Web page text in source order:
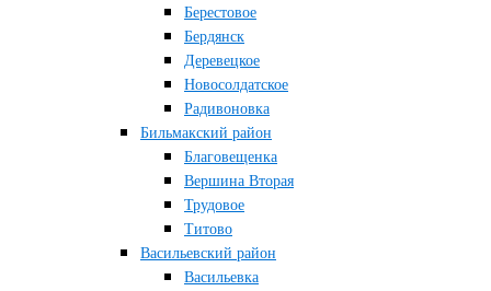
Берестовое
Бердянск
Деревецкое
Новосолдатское
Радивоновка
Бильмакский район
Благовещенка
Вершина Вторая
Трудовое
Титово
Васильевский район
Васильевка